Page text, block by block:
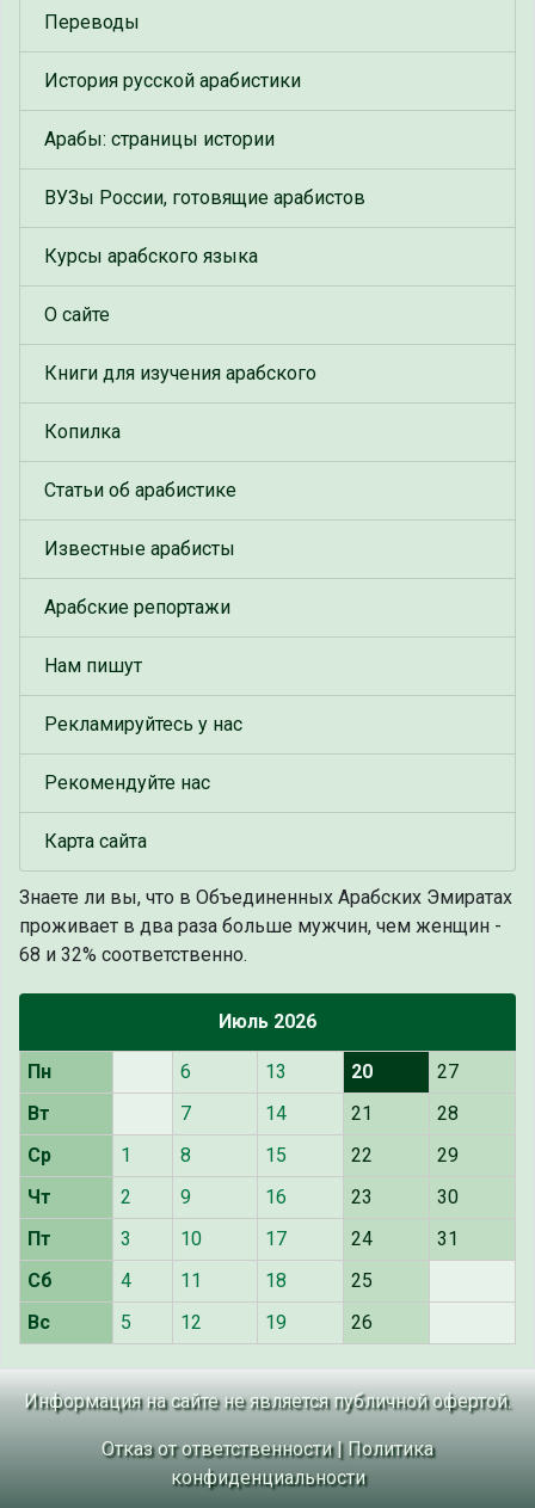
Переводы
История русской арабистики
Арабы: страницы истории
ВУЗы России, готовящие арабистов
Курсы арабского языка
О сайте
Книги для изучения арабского
Копилка
Статьи об арабистике
Известные арабисты
Арабские репортажи
Нам пишут
Рекламируйтесь у нас
Рекомендуйте нас
Карта сайта
Знаете ли вы, что в Объединенных Арабских Эмиратах
проживает в два раза больше мужчин, чем женщин -
68 и 32% соответственно.
Июль 2026
Пн 6 13 20
27
Вт
7 14 21
28
Ср
1 8 15 22
29
Чт
2 9 16 23
30
Пт
3 10 17 24
31
Сб
4 11 18
25
Вс
5 12 19 26
Информация на сайте не является публичной офертой.
Отказ от ответственности| Политика
конфиденциальности